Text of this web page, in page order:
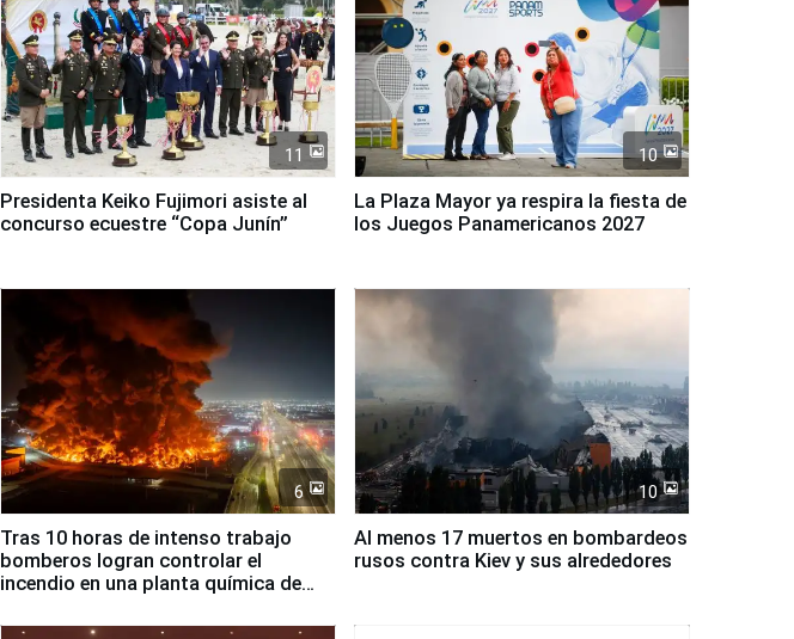
11
Presidenta Keiko Fujimori asiste al
concurso ecuestre “Copa Junín”
10
La Plaza Mayor ya respira la fiesta de
los Juegos Panamericanos 2027
6
Tras 10 horas de intenso trabajo
bomberos logran controlar el
incendio en una planta química de
10
Al menos 17 muertos en bombardeos
rusos contra Kiev y sus alrededores